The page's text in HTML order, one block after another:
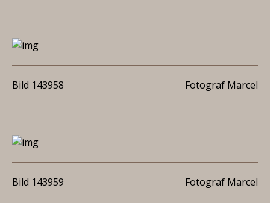
Bild 143958 Fotograf Marcel
Bild 143959 Fotograf Marcel